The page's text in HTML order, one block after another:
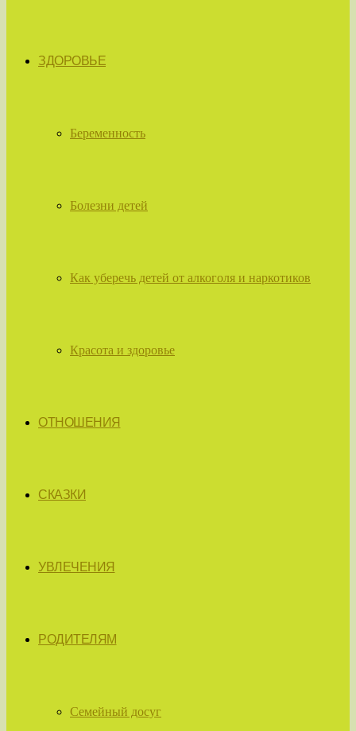
ЗДОРОВЬЕ
Беременность
Болезни детей
Как уберечь детей от алкоголя и наркотиков
Красота и здоровье
ОТНОШЕНИЯ
СКАЗКИ
УВЛЕЧЕНИЯ
РОДИТЕЛЯМ
Семейный досуг